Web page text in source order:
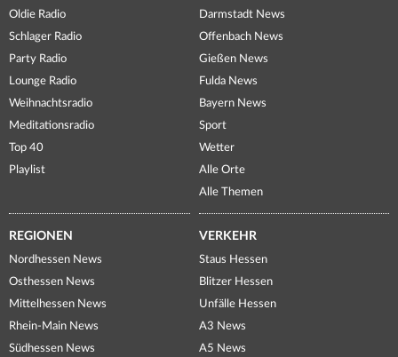
Oldie Radio
Schlager Radio
Party Radio
Lounge Radio
Weihnachtsradio
Meditationsradio
Top 40
Playlist
Darmstadt News
Offenbach News
Gießen News
Fulda News
Bayern News
Sport
Wetter
Alle Orte
Alle Themen
REGIONEN
Nordhessen News
Osthessen News
Mittelhessen News
Rhein-Main News
Südhessen News
VERKEHR
Staus Hessen
Blitzer Hessen
Unfälle Hessen
A3 News
A5 News